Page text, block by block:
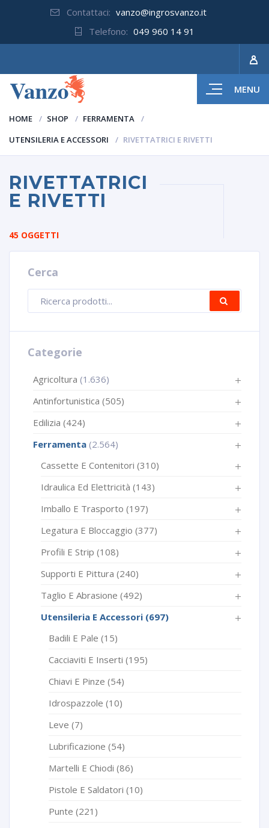
Contattaci: vanzo@ingrosvanzo.it
Telefono: 049 960 14 91
MENU
HOME SHOP
FERRAMENTA
UTENSILERIA E ACCESSORI
RIVETTATRICI E RIVETTI
RIVETTATRICI
E RIVETTI
45 OGGETTI
Cerca
prodotti
Categorie
Agricoltura (1.636)
Antinfortunistica (505)
Edilizia (424)
Ferramenta (2.564)
Cassette E Contenitori (310)
Idraulica Ed Elettricità (143)
Imballo E Trasporto (197)
Legatura E Bloccaggio (377)
Profili E Strip (108)
Supporti E Pittura (240)
Taglio E Abrasione (492)
Utensileria E Accessori (697)
Badili E Pale (15)
Cacciaviti E Inserti (195)
Chiavi E Pinze (54)
Idrospazzole (10)
Leve (7)
Lubrificazione (54)
Martelli E Chiodi (86)
Pistole E Saldatori (10)
Punte (221)